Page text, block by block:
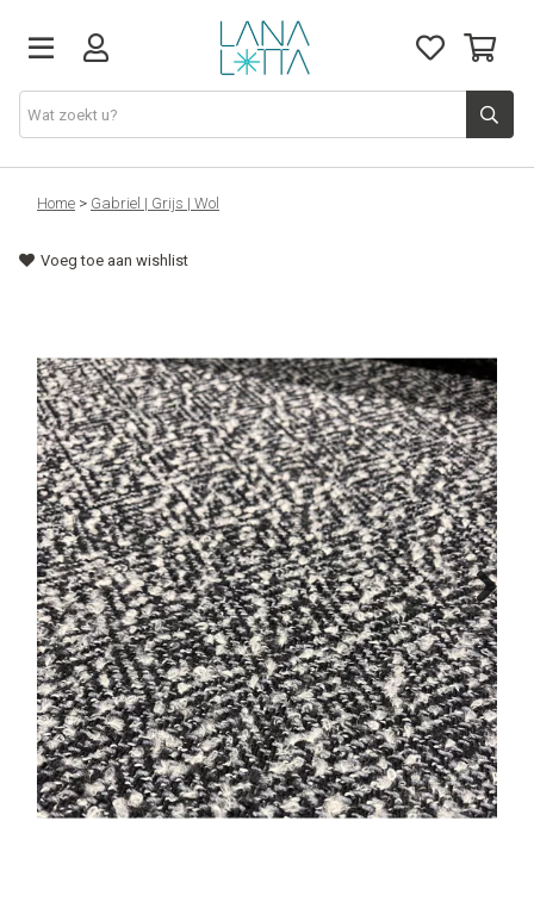
Stoffen
Fournituren
Patronen
Naaimachines
Workshops
Tips & tricks
Cadeaubon
Solden
Contact
Home > Gabriel | Grijs | Wol
Voeg toe aan wishlist
Next